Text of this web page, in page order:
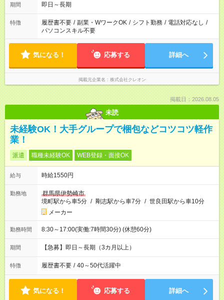
30分～04時20分（50分間）＋10分 計60分
期間 即日～長期
特徴 履歴書不要 / 副業・WワークOK / シフト勤務 / 電話対応なし /
パソコンスキル不要
気になる！ 応募する 詳細へ
掲載元企業名 株式会社クレオン
掲載日：2026.08.05
未読
未経験OK！大手グループで梱包などコツコツ軽作
業！
派遣 職種未経験OK WEB登録・面接OK
給与 時給1550円
勤務地
群馬県伊勢崎市
境町駅から車5分 / 剛志駅から車7分 / 世良田駅から車10分
メーカー
勤務時間 8:30～17:00(実働:7時間30分) (休憩60分)
期間 【急募】即日～長期（3カ月以上）
特徴 履歴書不要 / 40～50代活躍中
気になる！ 応募する 詳細へ